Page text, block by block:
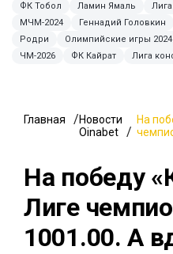
ФК Тобол
Ламин Ямаль
МЧМ-2024
Геннадий Головкин
Родри
Олимпийские игры 2024
ЧМ-2026
ФК Кайрат Лига
Главная
Новости
Oinabet
На
На победу
Лиге
1001.00. А